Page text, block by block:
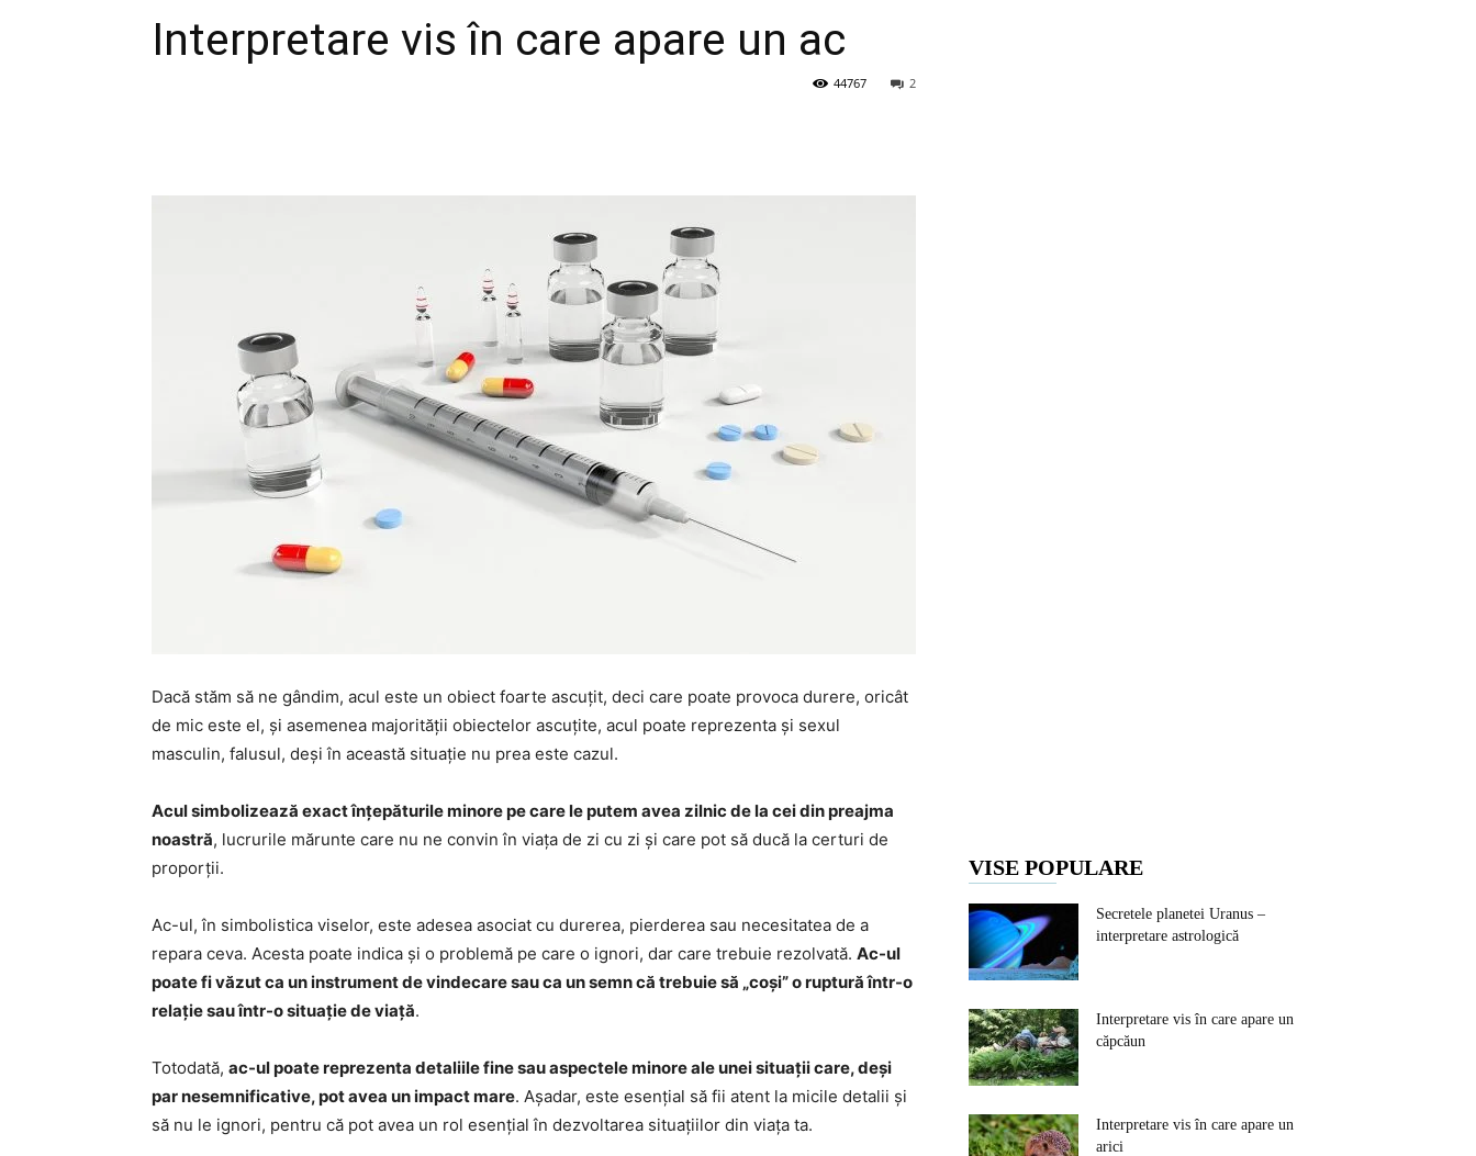
Interpretare vis în care apare un ac
2
44767
Dacă stăm să ne gândim, acul este un obiect foarte ascuțit, deci care poate provoca durere, oricât
de mic este el, și asemenea majorității obiectelor ascuțite, acul poate reprezenta și sexul
masculin, falusul, deși în această situație nu prea este cazul.
Acul simbolizează exact înțepăturile minore pe care le putem avea zilnic de la cei din preajma
noastră, lucrurile mărunte care nu ne convin în viața de zi cu zi și care pot să ducă la certuri de
proporții.
Ac-ul, în simbolistica viselor, este adesea asociat cu durerea, pierderea sau necesitatea de a
repara ceva. Acesta poate indica și o problemă pe care o ignori, dar care trebuie rezolvată. Ac-ul
poate fi văzut ca un instrument de vindecare sau ca un semn că trebuie să „coși” o ruptură într-o
relație sau într-o situație de viață.
Totodată, ac-ul poate reprezenta detaliile fine sau aspectele minore ale unei situații care, deși
par nesemnificative, pot avea un impact mare. Așadar, este esențial să fii atent la micile detalii și
să nu le ignori, pentru că pot avea un rol esențial în dezvoltarea situațiilor din viața ta.
VISE POPULARE
Secretele planetei Uranus –
interpretare astrologică
Interpretare vis în care apare un
căpcăun
Interpretare vis în care apare un
arici